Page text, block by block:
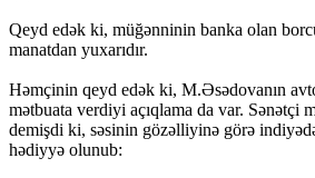
Qeyd edək ki, müğənninin banka olan
manatdan yuxarıdır.
Həmçinin qeyd edək ki, M.Əsədovanın
mətbuata verdiyi açıqlama da var. Sənətçi
demişdi ki, səsinin gözəlliyinə görə
hədiyyə olunub: